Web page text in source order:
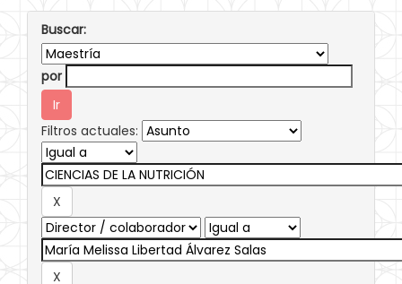
Buscar:
por
Filtros actuales: